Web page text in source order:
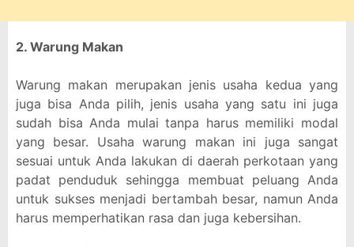
2. Warung Makan
Warung makan merupakan jenis usaha kedua yang
juga bisa Anda pilih, jenis usaha yang satu ini juga
sudah bisa Anda mulai tanpa harus memiliki modal
yang besar. Usaha warung makan ini juga sangat
sesuai untuk Anda lakukan di daerah perkotaan yang
padat penduduk sehingga membuat peluang Anda
untuk sukses menjadi bertambah besar, namun Anda
harus memperhatikan rasa dan juga kebersihan.